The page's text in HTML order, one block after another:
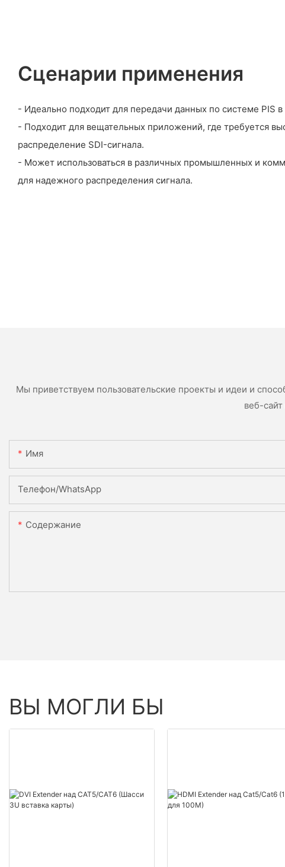
Сценарии применения
- Идеально подходит для передачи данных по системе PIS в
- Подходит для вещательных приложений, где требуется
распределение SDI-сигнала.
- Может использоваться в различных промышленных и
для надежного распределения сигнала.
Мы приветствуем пользовательские проекты и идеи и
веб-
Имя
Телефон/WhatsApp
Содержание
ВЫ МОГЛИ БЫ